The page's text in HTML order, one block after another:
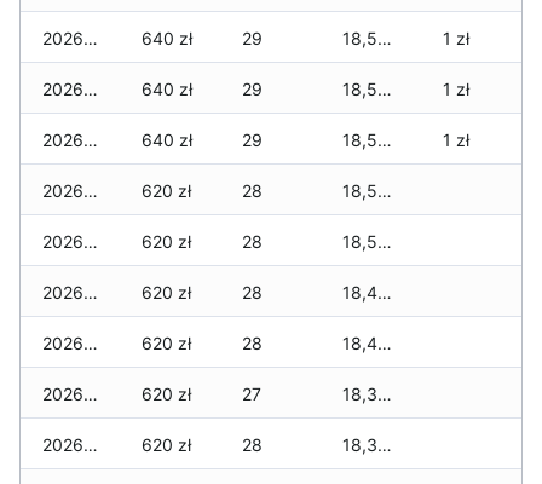
2026-06-13 640 zł 29 18,545 zł 1 zł
2026-06-12 640 zł 29 18,545 zł 1 zł
2026-06-11 640 zł 29 18,535 zł 1 zł
2026-06-10 620 zł 28 18,505 zł
2026-06-09 620 zł 28 18,505 zł
2026-06-07 620 zł 28 18,445 zł
2026-06-06 620 zł 28 18,445 zł
2026-06-05 620 zł 27 18,385 zł
2026-06-04 620 zł 28 18,355 zł